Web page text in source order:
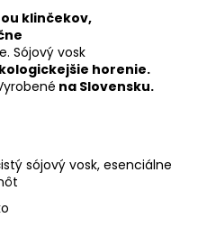
klinčekov,
Sójový vosk
horenie.
yrobené na Slovensku.
sójový vosk, esenciálne